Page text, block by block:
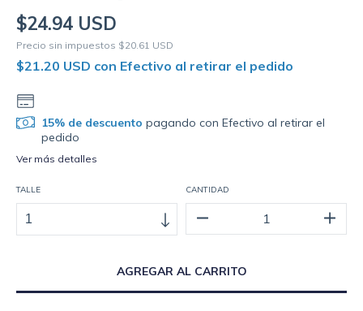
$24.94 USD
Precio sin impuestos $20.61 USD
$21.20 USD con Efectivo al retirar el pedido
15% de descuento pagando con Efectivo al retirar el
pedido
Ver más detalles
TALLE CANTIDAD